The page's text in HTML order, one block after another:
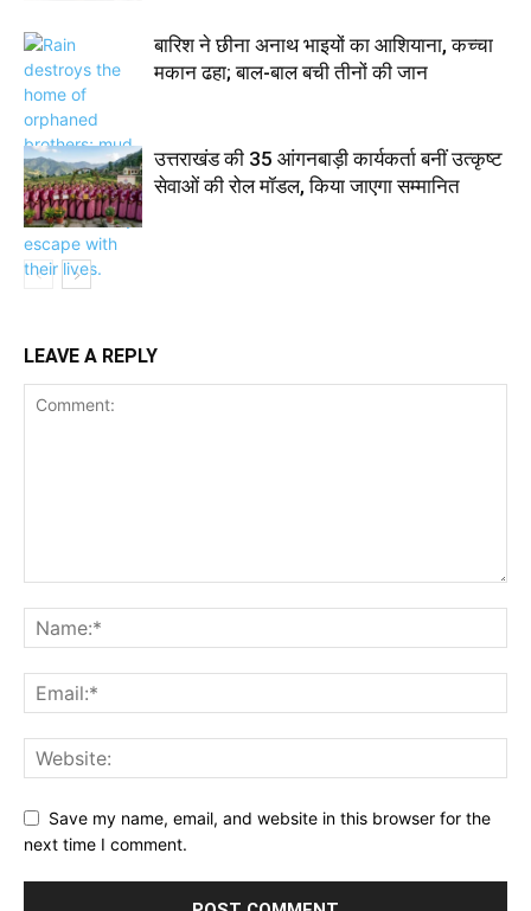
बारिश ने छीना अनाथ भाइयों का आशियाना, कच्चा
मकान ढहा; बाल-बाल बची तीनों की जान
उत्तराखंड की 35 आंगनबाड़ी कार्यकर्ता बनीं उत्कृष्ट
सेवाओं की रोल मॉडल, किया जाएगा सम्मानित
LEAVE A REPLY
Save my name, email, and website in this browser for the
next time I comment.